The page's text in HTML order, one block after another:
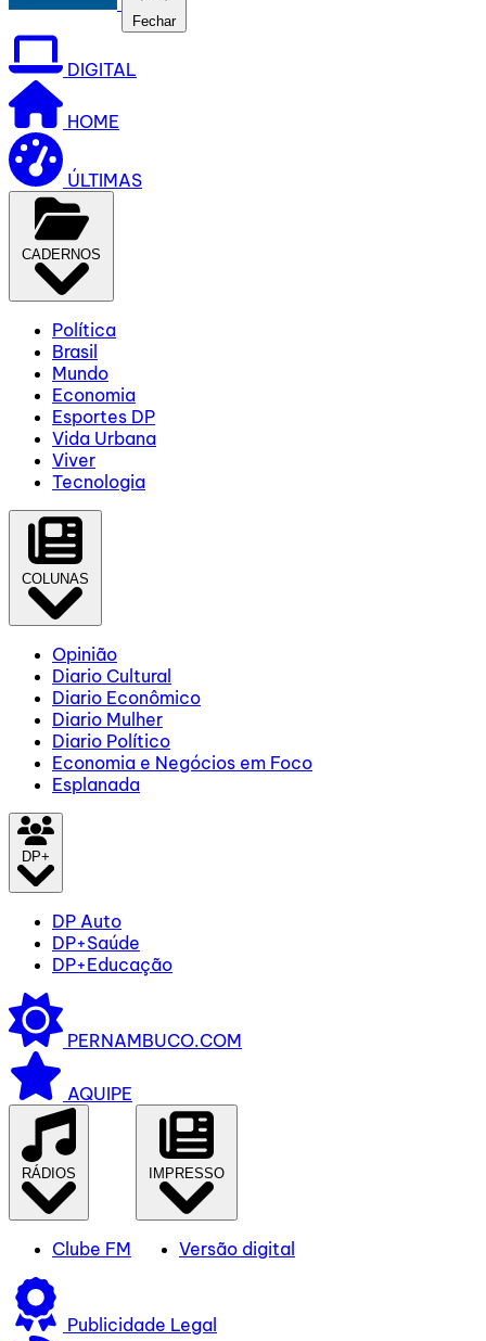
Fechar
DIGITAL
HOME
ÚLTIMAS
CADERNOS
Política
Brasil
Mundo
Economia
Esportes DP
Vida Urbana
Viver
Tecnologia
COLUNAS
Opinião
Diario Cultural
Diario Econômico
Diario Mulher
Diario Político
Economia e Negócios em Foco
Esplanada
DP+
DP Auto
DP+Saúde
DP+Educação
PERNAMBUCO.COM
AQUIPE
RÁDIOS
Clube FM
IMPRESSO
Versão digital
Publicidade Legal